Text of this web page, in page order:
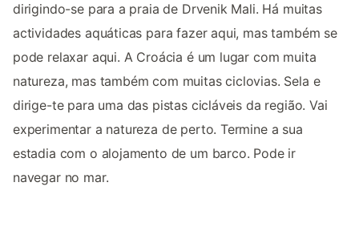
dirigindo-se para a praia de Drvenik Mali. Há muitas
actividades aquáticas para fazer aqui, mas também se
pode relaxar aqui. A Croácia é um lugar com muita
natureza, mas também com muitas ciclovias. Sela e
dirige-te para uma das pistas cicláveis da região. Vai
experimentar a natureza de perto. Termine a sua
estadia com o alojamento de um barco. Pode ir
navegar no mar.